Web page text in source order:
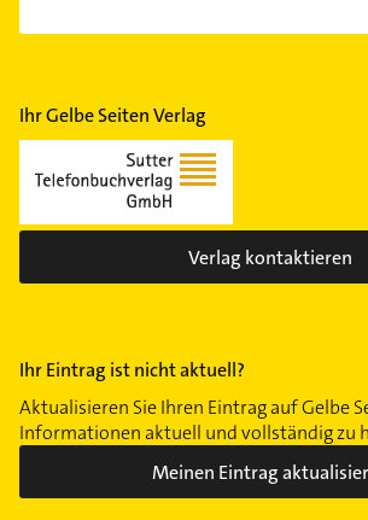
Ihr Gelbe Seiten Verlag
Verlag kontaktieren
Ihr Eintrag ist nicht aktuell?
Aktualisieren Sie Ihren Eintrag auf Gelbe
Informationen aktuell und vollständig zu
Meinen Eintrag